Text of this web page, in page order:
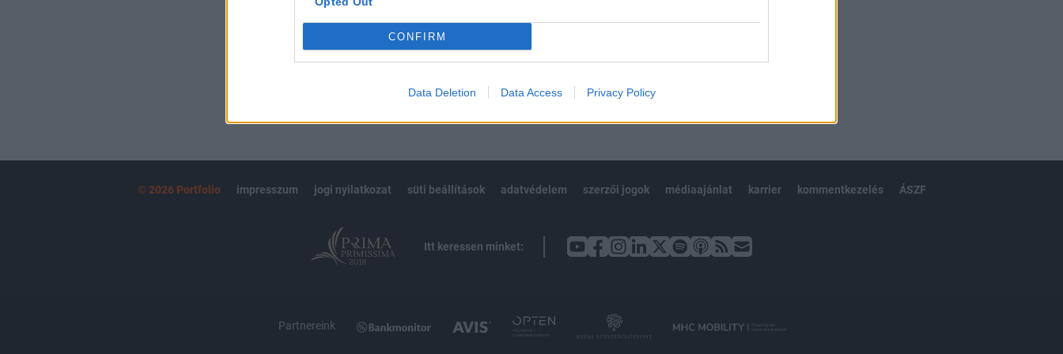
CONFIRM
Data Deletion Data Access Privacy Policy
Előfizetés
BEJELENTKEZÉS
© 2026 Portfolio impresszum jogi nyilatkozat süti beállítások adatvédelem szerzői jogok médiaajánlat karrier kommentkezelés ÁSZF
Itt keressen minket:
Partnereink